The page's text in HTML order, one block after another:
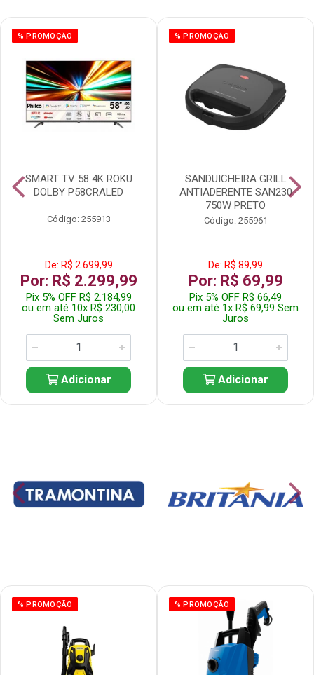
% PROMOÇÃO
SMART TV 58 4K ROKU
DOLBY P58CRALED
Código: 255913
De: R$ 2.699,99
Por: R$ 2.299,99
Pix 5% OFF R$ 2.184,99
ou em até 10x R$ 230,00
Sem Juros
Adicionar
% PROMOÇÃO
SANDUICHEIRA GRILL
ANTIADERENTE SAN230
750W PRETO
Código: 255961
De: R$ 89,99
Por: R$ 69,99
Pix 5% OFF R$ 66,49
ou em até 1x R$ 69,99 Sem
Juros
Adicionar
% PROMOÇÃO % PROMOÇÃO